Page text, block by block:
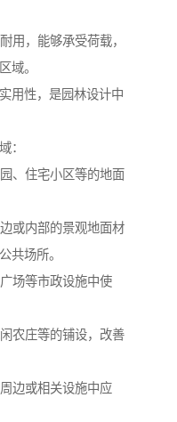
用，能够承受荷载，
域。
用性，是园林设计中
：
、住宅小区等的地面
或内部的景观地面材
共场所。
场等市政设施中使
农庄等的铺设，改善
边或相关设施中应